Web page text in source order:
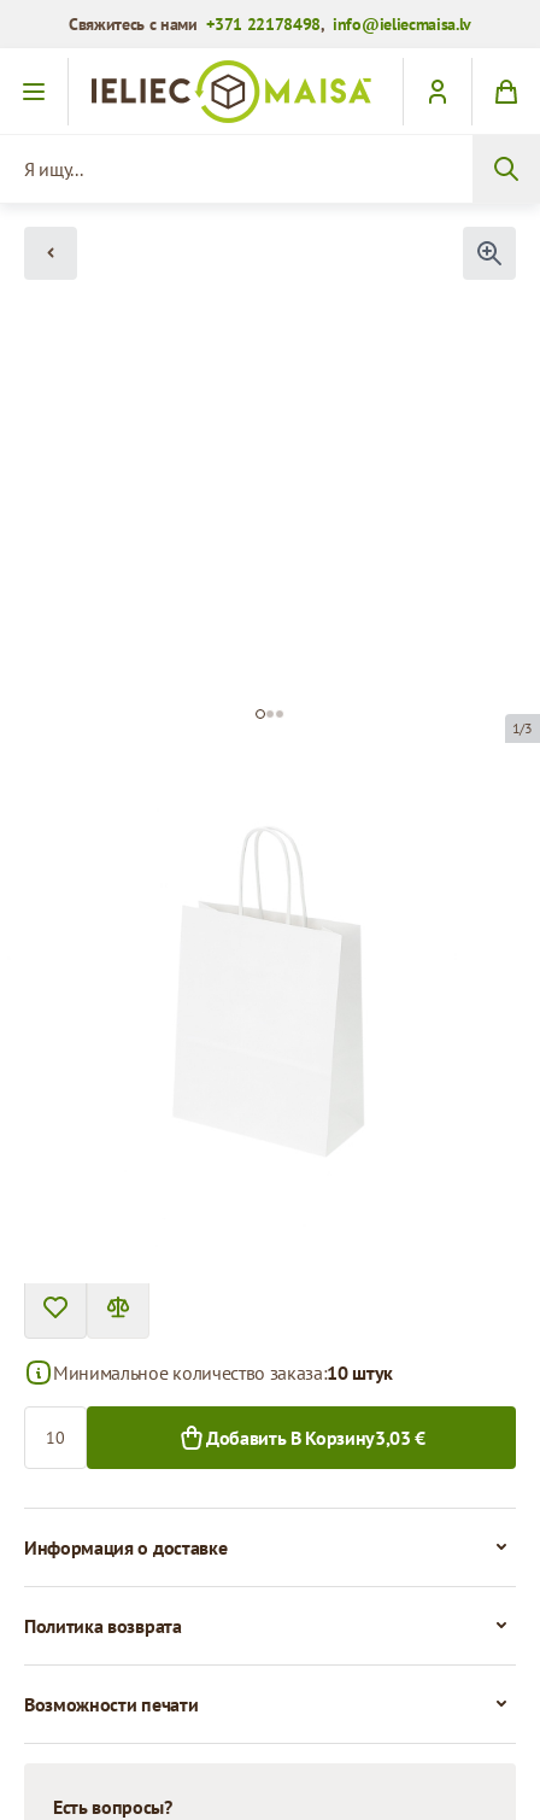
Свяжитесь с нами+371 22178498,info@ieliecmaisa.lv
Перейти к содержимому
1/3
плетёными ручками
Минимальное количество заказа:10 штук
Добавить В Корзину3,03 €
Информация о доставке
Политика возврата
Возможности печати
Есть вопросы?